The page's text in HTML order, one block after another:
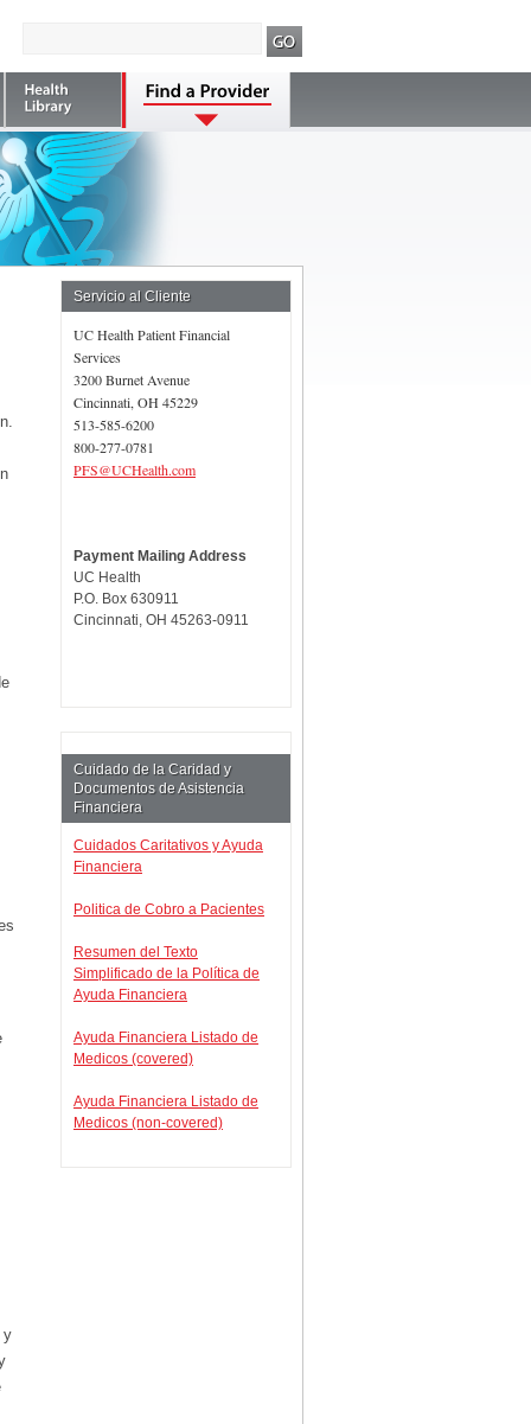
y
Servicio al Cliente
UC Health Patient Financial
Services
3200 Burnet Avenue
Cincinnati, OH 45229
513-585-6200
800-277-0781
PFS@UCHealth.com
Payment Mailing Address
UC Health
P.O. Box 630911
Cincinnati, OH 45263-0911
Cuidado de la Caridad y
Documentos de Asistencia
Financiera
Cuidados Caritativos y Ayuda
Financiera
Politica de Cobro a Pacientes
Resumen del Texto
Simplificado de la Política de
Ayuda Financiera
Ayuda Financiera Listado de
Medicos (covered)
Ayuda Financiera Listado de
Medicos (non-covered)